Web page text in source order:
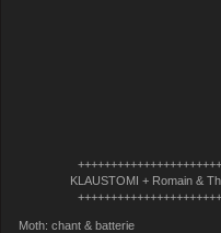
KLAUSTOMI + Romain &
Moth: chant & batterie